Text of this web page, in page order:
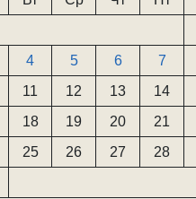
4 5 6 7
11 12 13 14
18 19 20 21
25 26 27 28